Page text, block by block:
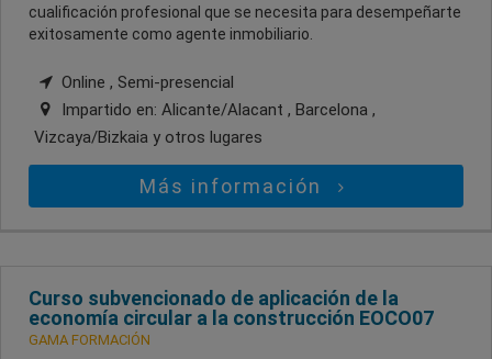
cualificación profesional que se necesita para desempeñarte
exitosamente como agente inmobiliario.
Online , Semi-presencial
Impartido en: Alicante/Alacant , Barcelona ,
Vizcaya/Bizkaia y otros lugares
Más información
Curso subvencionado de aplicación de la
economía circular a la construcción EOCO07
GAMA FORMACIÓN